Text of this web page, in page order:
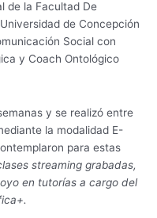
de la Facultad De
de Concepción
Social con
y Coach Ontológico
y se realizó entre
la modalidad E-
para estas
streaming grabadas,
en tutorías a cargo del